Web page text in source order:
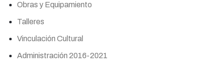
Obras y Equipamiento
Talleres
Vinculación Cultural
Administración 2016-2021